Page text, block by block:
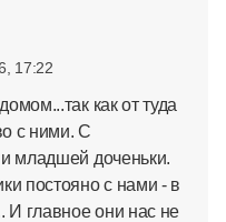
17:22
как от туда
с ними. С
младшей доченьки.
постояно с нами - в
И главное они нас не